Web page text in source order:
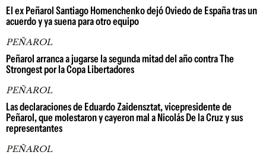
El ex Peñarol Santiago Homenchenko dejó Oviedo de España tras un
acuerdo y ya suena para otro equipo
PEÑAROL
Peñarol arranca a jugarse la segunda mitad del año contra The
Strongest por la Copa Libertadores
PEÑAROL
Las declaraciones de Eduardo Zaidensztat, vicepresidente de
Peñarol, que molestaron y cayeron mal a Nicolás De la Cruz y sus
representantes
PEÑAROL